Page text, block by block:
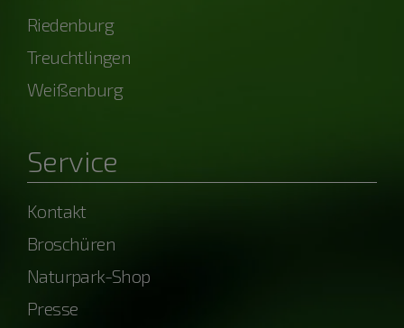
Riedenburg
Treuchtlingen
Weißenburg
Service
Kontakt
Broschüren
Naturpark-Shop
Presse